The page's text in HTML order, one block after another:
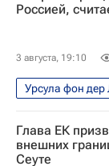
Россией,
3 августа, 19:10
Урсула фон дер
Россия
Филипп де
Еврокомиссия
Глава ЕК
внешних
Сеуте